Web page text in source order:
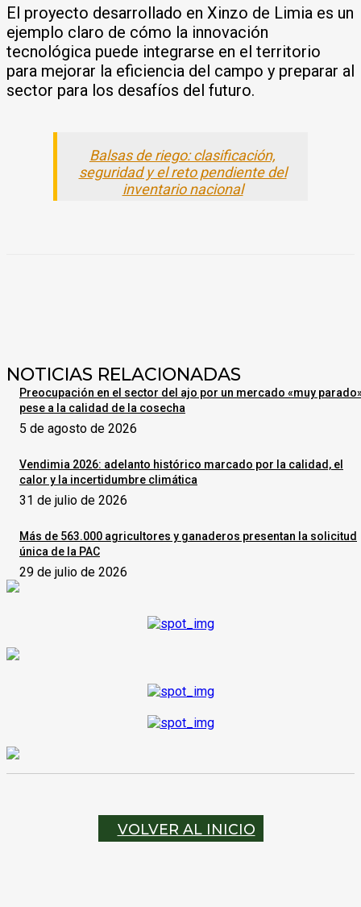
El proyecto desarrollado en Xinzo de Limia es un
ejemplo claro de cómo la innovación
tecnológica puede integrarse en el territorio
para mejorar la eficiencia del campo y preparar al
sector para los desafíos del futuro.
Balsas de riego: clasificación,
seguridad y el reto pendiente del
inventario nacional
NOTICIAS RELACIONADAS
Preocupación en el sector del ajo por un mercado «muy
pese a la calidad de la cosecha
5 de agosto de 2026
Vendimia 2026: adelanto histórico marcado por la calidad, el
calor y la incertidumbre climática
31 de julio de 2026
Más de 563.000 agricultores y ganaderos presentan la solicitud
única de la PAC
29 de julio de 2026
VOLVER AL INICIO